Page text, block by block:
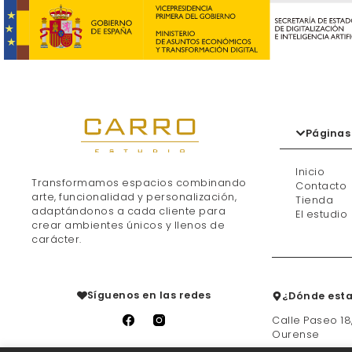
Transformamos espacios combinando
arte, funcionalidad y personalización,
adaptándonos a cada cliente para
crear ambientes únicos y llenos de
carácter.
Páginas
Inicio
Contacto
Tienda
El estudio
Síguenos en las redes
¿Dónde
Calle Paseo
Ourense